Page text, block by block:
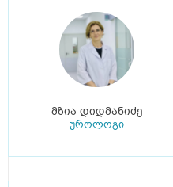
მზია დიდმანიძე
უროლოგი